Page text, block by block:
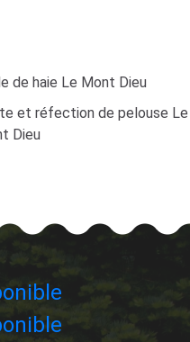
de haie Le Mont Dieu
et réfection de pelouse Le
Dieu